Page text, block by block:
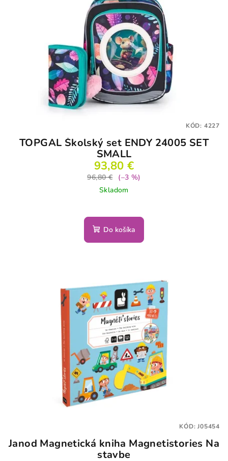
TOPGAL Školský set ENDY 24005 SET
SMALL
93,80 €
96,80 €
(–3 %)
Skladom
Do košíka
KÓD: 4227
Janod Magnetická kniha Magnetistories Na
stavbe
KÓD:J05454